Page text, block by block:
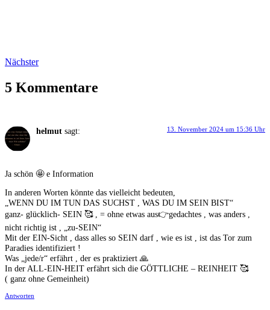
Nächster
5 Kommentare
helmut sagt: 13. November 2024 um 15:36 Uhr
Ja schön 🤩 e Information
In anderen Worten könnte das vielleicht bedeuten,
„WENN DU IM TUN DAS SUCHST , WAS DU IM SEIN BIST“
ganz- glücklich- SEIN 🥰 , = ohne etwas aus👉gedachtes , was anders ,
nicht richtig ist , „zu-SEIN“
Mit der EIN-Sicht , dass alles so SEIN darf , wie es ist , ist das Tor zum
Paradies identifiziert !
Was „jede/r“ erfährt , der es praktiziert 🙏
In der ALL-EIN-HEIT erfährt sich die GÖTTLICHE – REINHEIT 🥰
( ganz ohne Gemeinheit)
Antworten